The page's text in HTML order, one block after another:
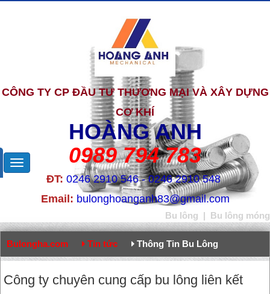
CÔNG TY CP ĐẦU TƯ THƯƠNG MẠI VÀ XÂY DỰNG
CƠ KHÍ
HOÀNG ANH
0989 794 783
ĐT: 0246 2910 546 - 0246 2910 548
Email: bulonghoanganh83@gmail.com
Bu lông | Bu lông móng
Bulongha.com Tin tức Thông Tin Bu Lông
Công ty chuyên cung cấp bu lông liên kết